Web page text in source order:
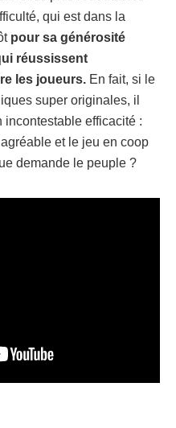
qui est dans la
pour sa générosité
réussissent
les joueurs. En fait, si le
super originales, il
incontestable efficacité :
et le jeu en coop
demande le peuple ?